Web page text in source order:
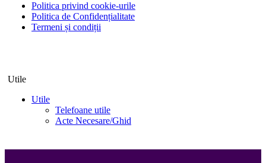
Politica privind cookie-urile
Politica de Confidențialitate
Termeni și condiții
Utile
Utile
Telefoane utile
Acte Necesare/Ghid